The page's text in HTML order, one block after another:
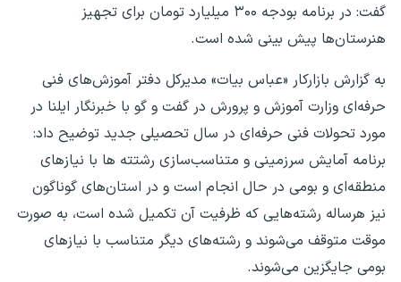
گفت: در برنامه بودجه ۳۰۰ میلیارد تومان برای تجهیز
هنرستان‌ها پیش بینی شده است.
به گزارش بازارکار «عباس بیات» مدیرکل دفتر آموزش‌های فنی
حرفه‌ای وزارت آموزش و پرورش در گفت و گو با خبرنگار ایلنا در
مورد تحولات فنی حرفه‌ای در سال تحصیلی جدید توضیح داد:
برنامه آمایش سرزمینی و متناسب‌سازی رشتته ها با نیازهای
منطقه‌ای و بومی در حال انجام است و در استان‌های گوناگون
نیز هرساله رشته‌هایی که ظرفیت آن تکمیل شده است، به صورت
موقت متوقف می‌شوند و رشته‌های دیگر متناسب با نیازهای
بومی جایگزین می‌شوند.